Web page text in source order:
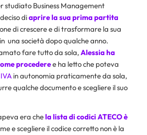
studiato Business Management
diaprire la sua prima partita
di crescere e di trasformare la sua
una società dopo qualche anno.
fare tutto da sola, Alessia ha
procederee ha letto che poteva
in autonomia praticamente da sola,
qualche documento e scegliere il suo
era chela lista di codici ATECO è
e scegliere il codice corretto non è la